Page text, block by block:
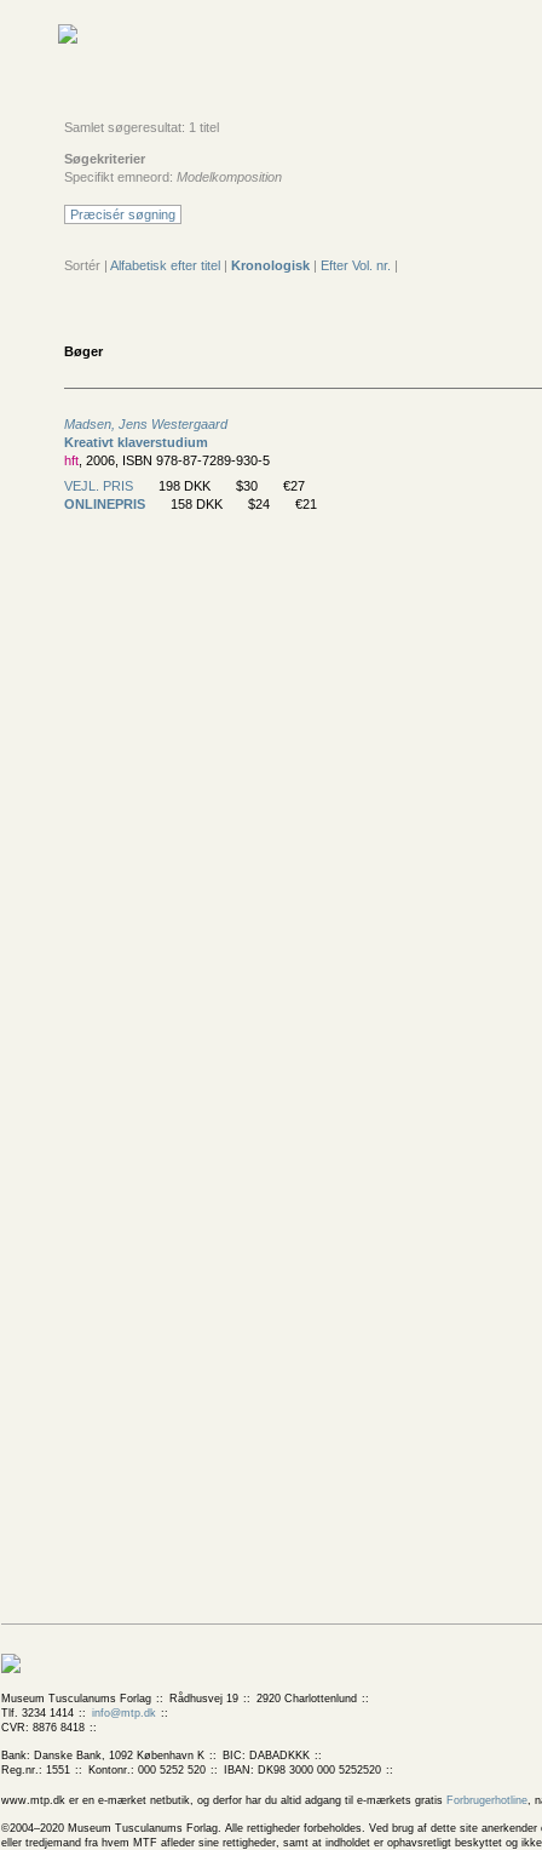
Samlet søgeresultat: 1 titel
Søgekriterier
Specifikt emneord: Modelkomposition
Præcisér søgning
Sortér | Alfabetisk efter titel | Kronologisk | Efter Vol. nr. |
Bøger
Madsen, Jens Westergaard
Kreativt klaverstudium
hft , 2006, ISBN 978-87-7289-930-5
VEJL. PRIS
198 DKK $30
€27
ONLINEPRIS
158 DKK $24 €21
Museum Tusculanums Forlag Rådhusvej 19
2920 Charlottenlund
Tlf. 3234 1414
info@mtp.dk
CVR: 8876 8418
Bank: Danske Bank, 1092 København K
BIC: DABADKKK
Reg.nr.: 1551
Kontonr.: 000 5252 520 IBAN: DK98 3000 000 5252520
www.mtp.dk er en e-mærket netbutik, og derfor har du altid adgang til e-mærkets gratis Forbrugerhotline,
©2004–2020 Museum Tusculanums Forlag. Alle rettigheder forbeholdes. Ved brug af dette site
eller tredjemand fra hvem MTF afleder sine rettigheder, samt at indholdet er ophavsretligt beskyttet og